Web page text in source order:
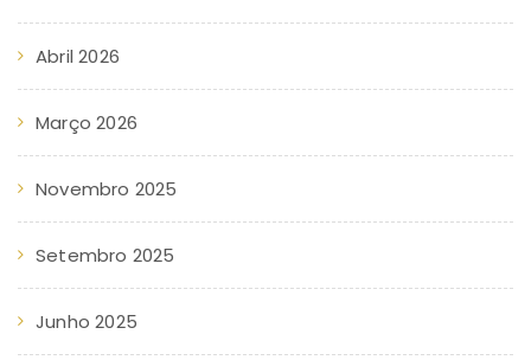
Abril 2026
Março 2026
Novembro 2025
Setembro 2025
Junho 2025